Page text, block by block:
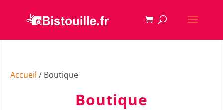
Accueil / Boutique
Boutique